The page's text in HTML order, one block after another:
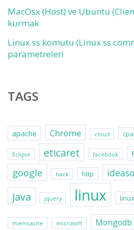
MacOsx (Host) ve Ubuntu
kurmak
Linux ss komutu (Linux ss
parametreleri
TAGS
apache Chrome cloud
Eclipse eticaret facebook
google hack http
Java jquery linux
memcache microsoft Mongodb